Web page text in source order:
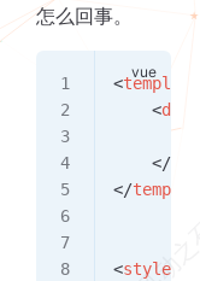
怎么回事。
<template
    <
div
        <
    </
</
<style